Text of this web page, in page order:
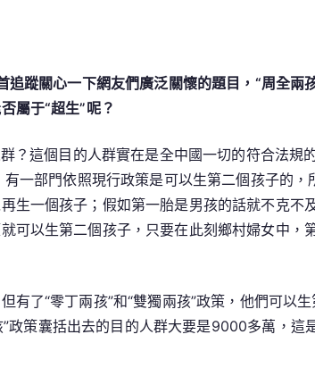
蹤關心一下網友們廣泛關懷的題目，“周全
屬于“超生”呢？
？這個目的人群實在是全中國一切的符合法
一部門依照現行政策是可以生第二個孩子的
生一個孩子；假如第一胎是男孩的話就不克不
可以生第二個孩子，只要在此刻鄉村婦女中
有了“零丁兩孩”和“雙獨兩孩”政策，他們可以
政策囊括出去的目的人群大要是9000多萬，這